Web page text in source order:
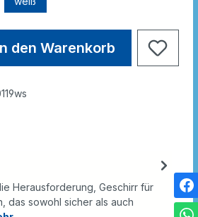
den Warenkorb
Herausforderung, Geschirr für
das sowohl sicher als auch